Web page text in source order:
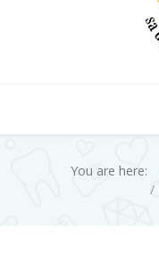
You are here: